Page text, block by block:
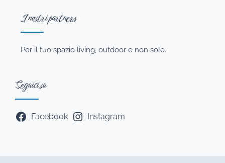
I nostri partners
Per il tuo spazio living, outdoor e non solo.
Seguici su
Facebook Instagram